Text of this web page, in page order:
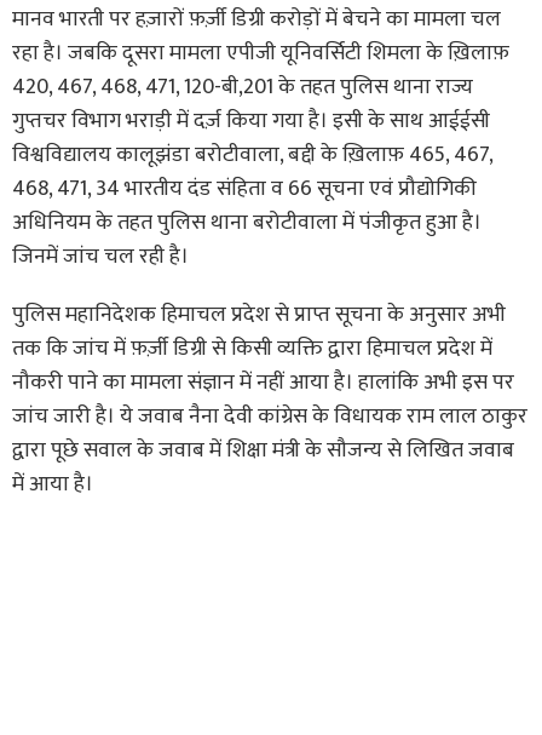
मानव भारती पर हज़ारों फ़र्ज़ी डिग्री करोड़ों में बेचने का मामला चल
रहा है। जबकि दूसरा मामला एपीजी यूनिवर्सिटी शिमला के ख़िलाफ़
420, 467, 468, 471, 120-बी,201 के तहत पुलिस थाना राज्य
गुप्तचर विभाग भराड़ी में दर्ज़ किया गया है। इसी के साथ आईईसी
विश्वविद्यालय कालूझंडा बरोटीवाला, बद्दी के ख़िलाफ़ 465, 467,
468, 471, 34 भारतीय दंड संहिता व 66 सूचना एवं प्रौद्योगिकी
अधिनियम के तहत पुलिस थाना बरोटीवाला में पंजीकृत हुआ है।
जिनमें जांच चल रही है।
पुलिस महानिदेशक हिमाचल प्रदेश से प्राप्त सूचना के अनुसार अभी
तक कि जांच में फ़र्ज़ी डिग्री से किसी व्यक्ति द्वारा हिमाचल प्रदेश में
नौकरी पाने का मामला संज्ञान में नहीं आया है। हालांकि अभी इस पर
जांच जारी है। ये जवाब नैना देवी कांग्रेस के विधायक राम लाल ठाकुर
द्वारा पूछे सवाल के जवाब में शिक्षा मंत्री के सौजन्य से लिखित जवाब
में आया है।